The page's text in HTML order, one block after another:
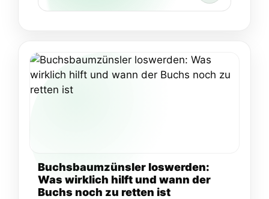
Buchsbaumzünsler loswerden:
Was wirklich hilft und wann der
Buchs noch zu retten ist